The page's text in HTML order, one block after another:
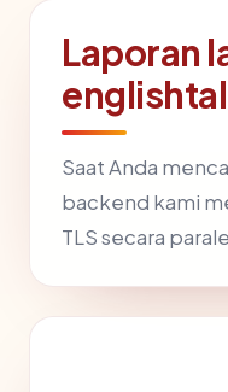
Laporan
Saat Anda
backend kami
TLS secara